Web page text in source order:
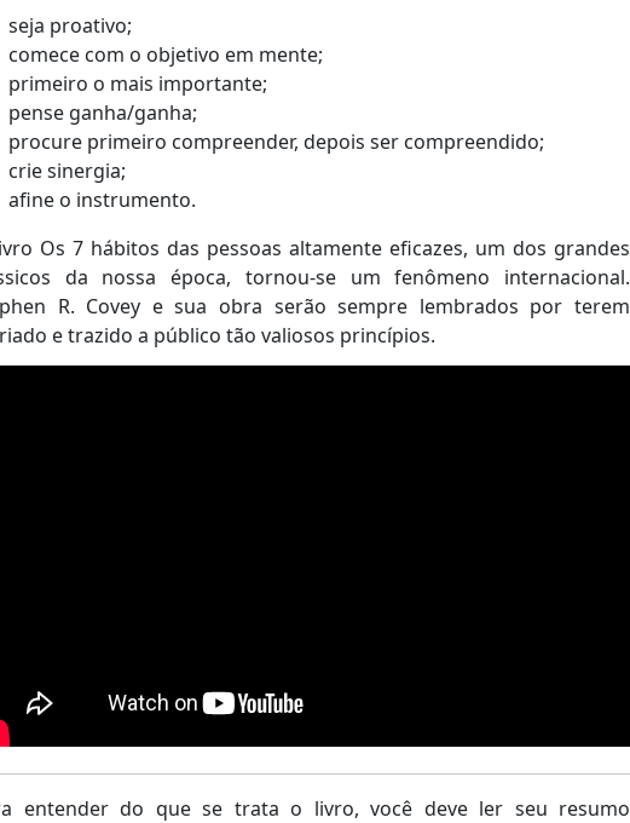
seja proativo;
comece com o objetivo em mente;
primeiro o mais importante;
pense ganha/ganha;
procure primeiro compreender, depois ser compreendido;
crie sinergia;
afine o instrumento.
Os 7 hábitos das pessoas altamente eficazes, um dos grandes
da nossa época, tornou-se um fenômeno internacional.
R. Covey e sua obra serão sempre lembrados por terem
e trazido a público tão valiosos princípios.
entender do que se trata o livro, você deve ler seu resumo